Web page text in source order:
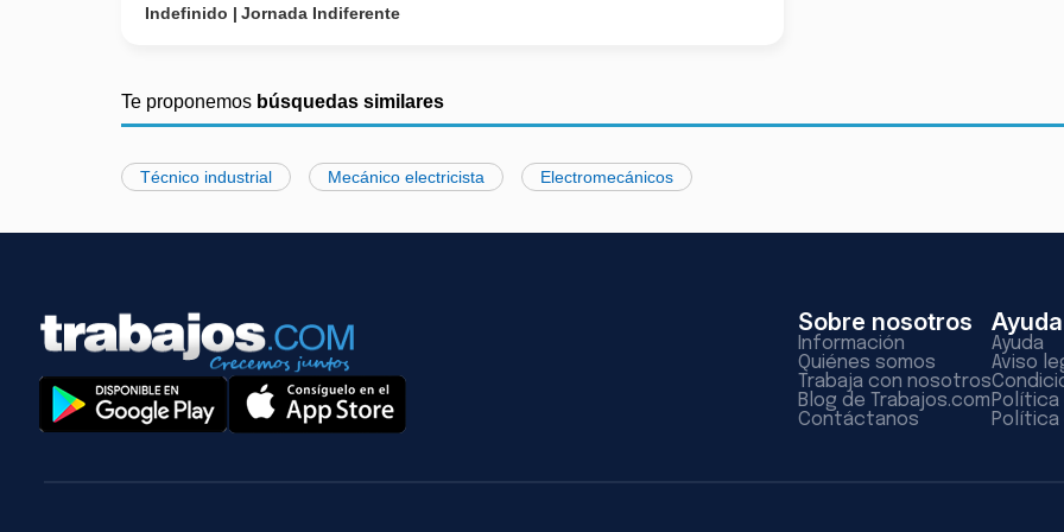
Indefinido
Jornada Indiferente
Te proponemos búsquedas similares
Técnico industrial Mecánico electricista Electromecánicos
Sobre nosotros
Información
Quiénes somos
Trabaja con nosotros
Blog de Trabajos.com
Contáctanos
Ayuda
Ayuda
Aviso
Política